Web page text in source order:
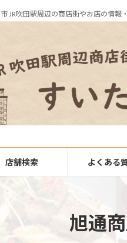
JR吹田駅周辺の商店街やお店の情報
店舗検索 よくある
旭通